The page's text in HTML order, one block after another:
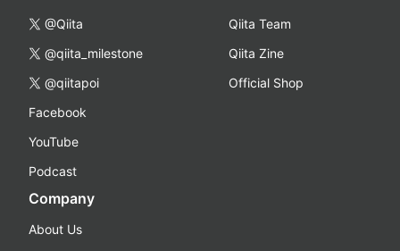
@Qiita
@qiita_milestone
@qiitapoi
Facebook
YouTube
Podcast
Qiita Team
Qiita Zine
Official Shop
Company
About Us